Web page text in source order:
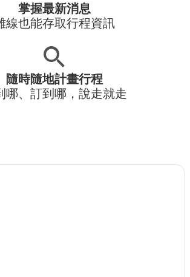
掌握最新消息
線也能存取行程資訊
隨時隨地計畫行程
哪、訂到哪，說走就走